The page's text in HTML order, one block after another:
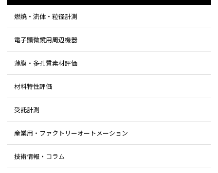
燃焼・流体・粒径計測
電子顕微鏡用周辺機器
薄膜・多孔質素材評価
材料特性評価
受託計測
産業用・ファクトリーオートメーション
技術情報・コラム